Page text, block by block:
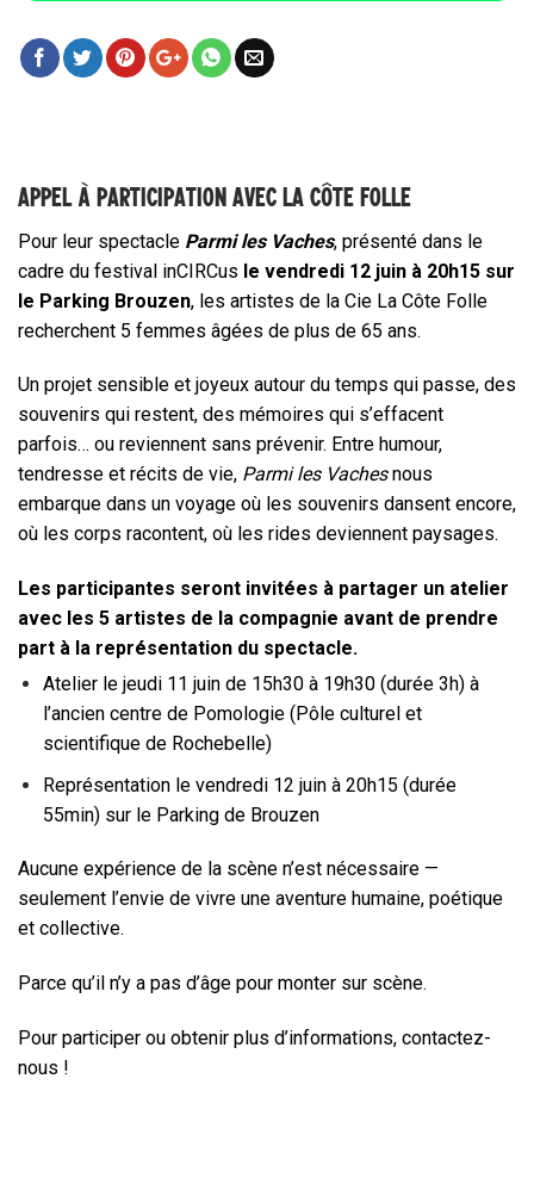
APPEL À PARTICIPATION AVEC LA CÔTE FOLLE
Pour leur spectacle Parmi les Vaches, présenté dans le
cadre du festival inCIRCus le vendredi 12 juin à 20h15 sur
le Parking Brouzen, les artistes de la Cie La Côte Folle
recherchent 5 femmes âgées de plus de 65 ans.
Un projet sensible et joyeux autour du temps qui passe, des
souvenirs qui restent, des mémoires qui s’effacent
parfois… ou reviennent sans prévenir. Entre humour,
tendresse et récits de vie, Parmi les Vachesnous
embarque dans un voyage où les souvenirs dansent encore,
où les corps racontent, où les rides deviennent paysages.
Les participantes seront invitées à partager un atelier
avec les 5 artistes de la compagnie avant de prendre
part à la représentation du spectacle.
Atelier le jeudi 11 juin de 15h30 à 19h30 (durée 3h) à
l’ancien centre de Pomologie (Pôle culturel et
scientifique de Rochebelle)
Représentation le vendredi 12 juin à 20h15 (durée
55min) sur le Parking de Brouzen
Aucune expérience de la scène n’est nécessaire —
seulement l’envie de vivre une aventure humaine, poétique
et collective.
Parce qu’il n’y a pas d’âge pour monter sur scène.
Pour participer ou obtenir plus d’informations, contactez-
nous !